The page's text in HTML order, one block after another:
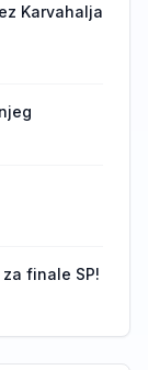
Karvahalja
finale SP!